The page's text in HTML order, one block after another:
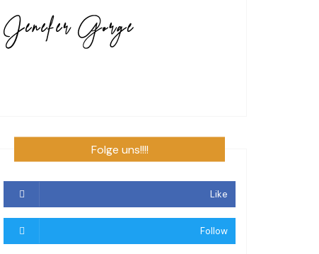
Folge uns!!!!
Like
Follow